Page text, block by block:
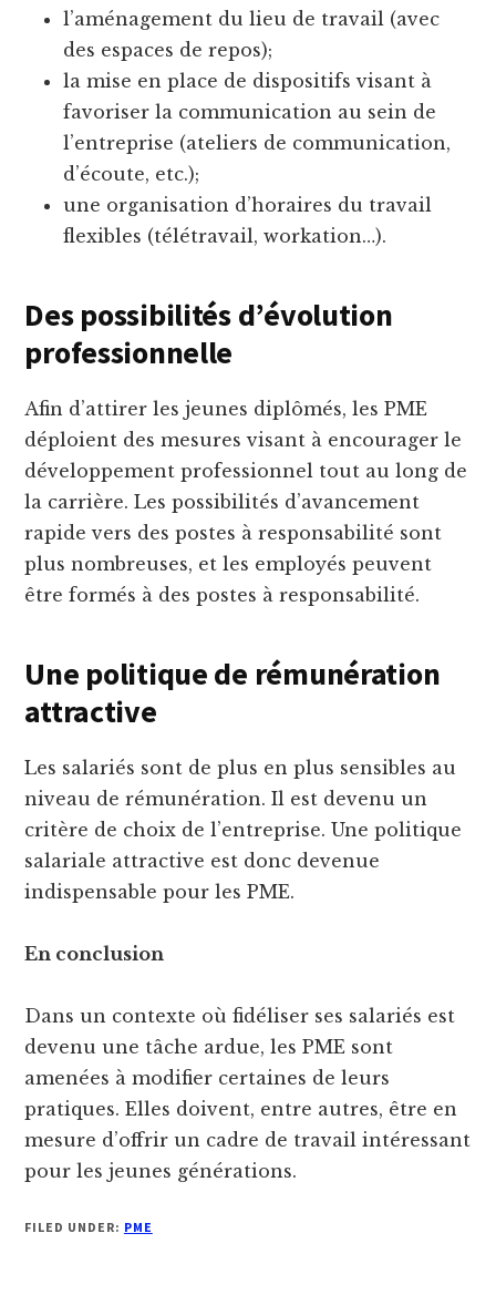
l’aménagement du lieu de travail (avec
des espaces de repos);
la mise en place de dispositifs visant à
favoriser la communication au sein de
l’entreprise (ateliers de communication,
d’écoute, etc.);
une organisation d’horaires du travail
flexibles (télétravail, workation…).
Des possibilités d’évolution
professionnelle
Afin d’attirer les jeunes diplômés, les PME
déploient des mesures visant à encourager le
développement professionnel tout au long de
la carrière. Les possibilités d’avancement
rapide vers des postes à responsabilité sont
plus nombreuses, et les employés peuvent
être formés à des postes à responsabilité.
Une politique de rémunération
attractive
Les salariés sont de plus en plus sensibles au
niveau de rémunération. Il est devenu un
critère de choix de l’entreprise. Une politique
salariale attractive est donc devenue
indispensable pour les PME.
En conclusion
Dans un contexte où fidéliser ses salariés est
devenu une tâche ardue, les PME sont
amenées à modifier certaines de leurs
pratiques. Elles doivent, entre autres, être en
mesure d’offrir un cadre de travail intéressant
pour les jeunes générations.
FILED UNDER: PME